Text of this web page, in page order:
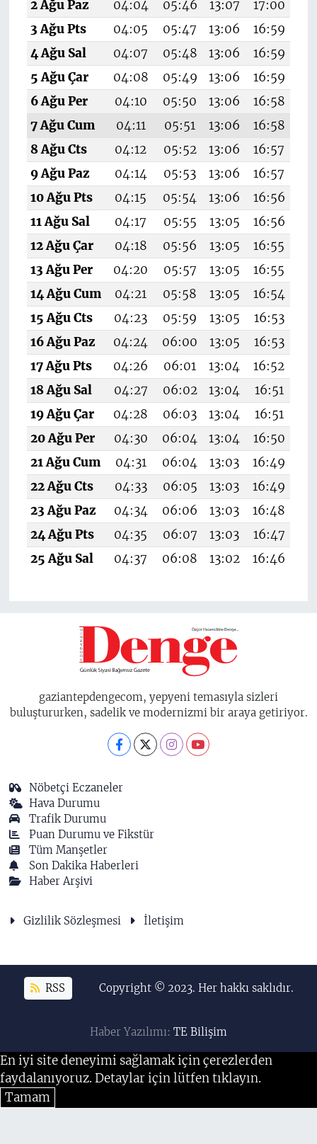
2 Ağu Paz
04:04 05:46 13:07 17:00
3 Ağu Pts
04:05 05:47 13:06 16:59
4 Ağu Sal
04:07 05:48 13:06 16:59
5 Ağu Çar
04:08 05:49 13:06 16:59
6 Ağu Per
04:10 05:50 13:06 16:58
7 Ağu Cum
04:11 05:51 13:06 16:58
8 Ağu Cts
04:12 05:52 13:06 16:57
9 Ağu Paz
04:14 05:53 13:06 16:57
10 Ağu Pts
04:15 05:54 13:06 16:56
11 Ağu Sal
04:17 05:55 13:05 16:56
12 Ağu Çar
04:18 05:56 13:05 16:55
13 Ağu Per
04:20 05:57 13:05 16:55
14 Ağu Cum
04:21 05:58 13:05 16:54
15 Ağu Cts
04:23 05:59 13:05 16:53
16 Ağu Paz
04:24 06:00 13:05 16:53
17 Ağu Pts
04:26 06:01 13:04 16:52
18 Ağu Sal
04:27 06:02 13:04 16:51
19 Ağu Çar
04:28 06:03 13:04 16:51
20 Ağu Per
04:30 06:04 13:04 16:50
21 Ağu Cum
04:31 06:04 13:03 16:49
22 Ağu Cts
04:33 06:05 13:03 16:49
23 Ağu Paz
04:34 06:06 13:03 16:48
24 Ağu Pts
04:35 06:07 13:03 16:47
25 Ağu Sal
04:37 06:08 13:02 16:46
gaziantepdengecom, yepyeni temasıyla sizleri
buluştururken, sadelik ve modernizmi bir araya getiriyor.
Nöbetçi Eczaneler
Hava Durumu
Trafik Durumu
Puan Durumu ve Fikstür
Tüm Manşetler
Son Dakika Haberleri
Haber Arşivi
Gizlilik Sözleşmesi İletişim
RSS Copyright © 2023. Her hakkı saklıdır.
Haber Yazılımı: TE Bilişim
En iyi site deneyimi sağlamak için çerezlerden
faydalanıyoruz. Detaylar için lütfen tıklayın.
Tamam